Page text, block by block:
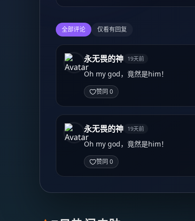
全部评论 仅看有回复
永无畏的神 19天前
Oh my god，竟然是him！
赞同 0
永无畏的神 19天前
Oh my god，竟然是him！
赞同 0